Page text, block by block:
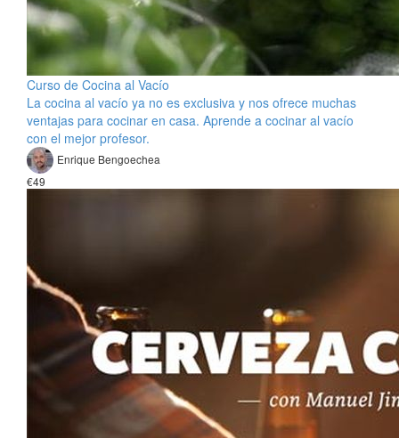
Curso de Cocina al Vacío
La cocina al vacío ya no es exclusiva y nos ofrece muchas
ventajas para cocinar en casa. Aprende a cocinar al vacío
con el mejor profesor.
Enrique Bengoechea
€49